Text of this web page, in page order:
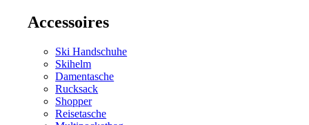
Accessoires
Ski Handschuhe
Skihelm
Damentasche
Rucksack
Shopper
Reisetasche